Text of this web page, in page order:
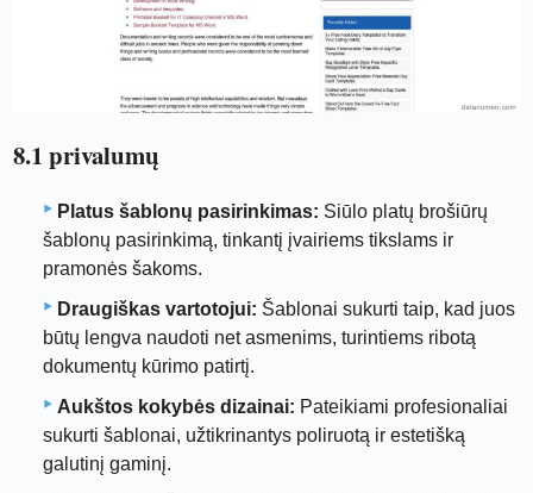
8.1 privalumų
Platus šablonų pasirinkimas: Siūlo platų brošiūrų
šablonų pasirinkimą, tinkantį įvairiems tikslams ir
pramonės šakoms.
Draugiškas vartotojui: Šablonai sukurti taip, kad juos
būtų lengva naudoti net asmenims, turintiems ribotą
dokumentų kūrimo patirtį.
Aukštos kokybės dizainai: Pateikiami profesionaliai
sukurti šablonai, užtikrinantys poliruotą ir estetišką
galutinį gaminį.